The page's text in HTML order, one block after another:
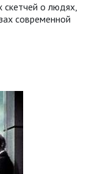
о людях,
современной